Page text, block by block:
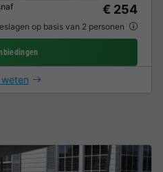
€ 254
op basis van 2 personen